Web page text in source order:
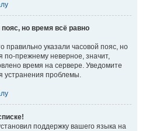
но время всё равно
правильно указали часовой пояс, но
по-прежнему неверное, значит,
время на сервере. Уведомите
устранения проблемы.
поддержку вашего языка на